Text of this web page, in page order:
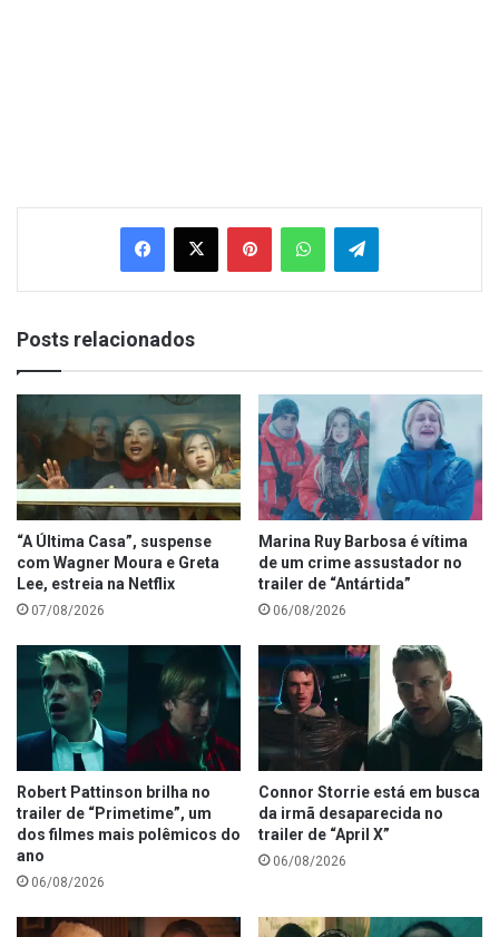
Facebook
X PinterestWhatsAppTelegram
Posts relacionados
“A Última Casa”, suspense
com Wagner Moura e Greta
Lee, estreia na Netflix
07/08/2026
Marina Ruy Barbosa é vítima
de um crime assustador no
trailer de “Antártida”
06/08/2026
Robert Pattinson brilha no
trailer de “Primetime”, um
dos filmes mais polêmicos do
ano
06/08/2026
Connor Storrie está em busca
da irmã desaparecida no
trailer de “April X”
06/08/2026